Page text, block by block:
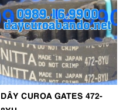
DÂY CUROA GATES 472-